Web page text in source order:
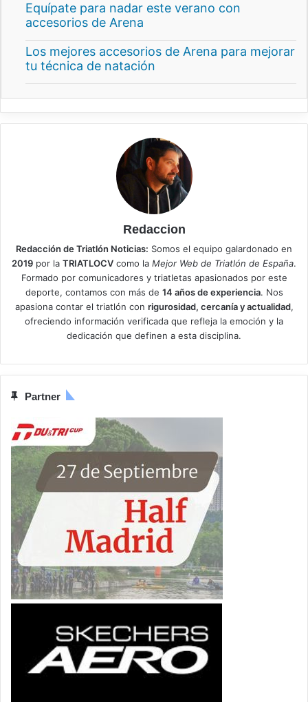
Equípate para nadar este verano con
accesorios de Arena
Los mejores accesorios de Arena para mejorar
tu técnica de natación
Redaccion
Redacción de Triatlón Noticias: Somos el equipo galardonado en
2019 por la TRIATLOCV como la Mejor Web de Triatlón de España.
Formado por comunicadores y triatletas apasionados por este
deporte, contamos con más de 14 años de experiencia. Nos
apasiona contar el triatlón con rigurosidad, cercanía y actualidad,
ofreciendo información verificada que refleja la emoción y la
dedicación que definen a esta disciplina.
Partner